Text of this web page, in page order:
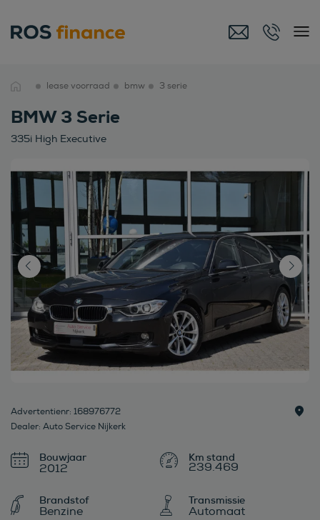
lease voorraad bmw 3 serie
BMW 3 Serie
335i High Executive
Advertentienr: 168976772
Dealer: Auto Service Nijkerk
Bouwjaar
2012 239.469
Brandstof
Benzine
Transmissie
Automaat